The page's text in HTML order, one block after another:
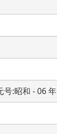
号:昭和 - 06 年